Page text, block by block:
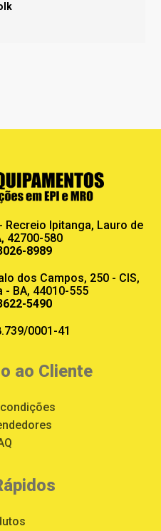
Recreio Ipitanga, Lauro de
42700-580
8989
dos Campos, 250 - CIS,
- BA, 44010-555
5490
0001-41
ao Cliente